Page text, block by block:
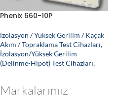
Phenix 660-10P
İzolasyon / Yüksek Gerilim / Kaçak
Akım / Topraklama Test Cihazları,
İzolasyon/Yüksek Gerilim
(Delinme-Hipot) Test Cihazları,
Markalarımız